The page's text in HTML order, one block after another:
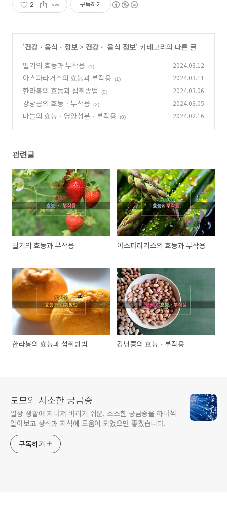
2 구독하기
'건강ㆍ음식ㆍ정보 > 건강ㆍ 음식 정보' 카테고리의 다른 글
딸기의 효능과 부작용
(1) 2024.03.12
아스파라거스의 효능과 부작용 (1) 2024.03.11
한라봉의 효능과 섭취방법 (0) 2024.03.06
강낭콩의 효능ㆍ부작용 (2) 2024.03.05
마늘의 효능ㆍ영양성분ㆍ부작용 (0) 2024.02.16
관련글
딸기의 효능과 부작용 아스파라거스의 효능과 부작용
한라봉의 효능과 섭취방법 강낭콩의 효능ㆍ부작용
모모의 사소한 궁금증
일상 생활에 지나쳐 버리기 쉬운, 소소한 궁금증을 하나씩
알아보고 상식과 지식에 도움이 되었으면 좋겠습니다.
구독하기